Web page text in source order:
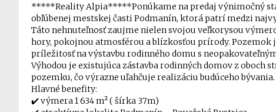
*****Reality Alpia*****Ponúkame na predaj výnimočný
obľúbenej mestskej časti Podmanín, ktorá patrí medzi
Táto nehnuteľnosť zaujme nielen svojou veľkorysou
hory, pokojnou atmosférou a blízkosťou prírody. Pozemok
príležitosť na výstavbu rodinného domu s
Výhodou je existujúca zástavba rodinných domov z oboch
pozemku, čo výrazne uľahčuje realizáciu budúceho bývania.
Hlavné benefity:
✔️ výmera 1 634 m² ( šírka 37m)